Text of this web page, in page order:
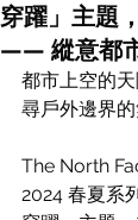
穿躍」主題
—— 縱意都
都市上空的
尋戶外邊界的
The North
2024 春夏系